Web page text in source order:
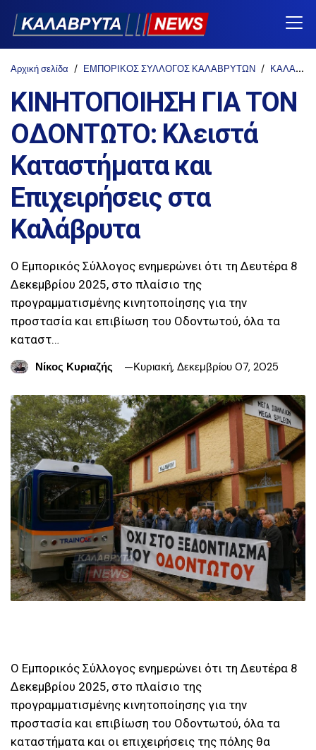
Αρχική σελίδα ΕΜΠΟΡΙΚΟΣ ΣΥΛΛΟΓΟΣ ΚΑΛΑΒΡΥΤΩΝ ΚΑΛΑΒΡΥΤΑ
ΚΙΝΗΤΟΠΟΙΗΣΗ ΓΙΑ ΤΟΝ
ΟΔΟΝΤΩΤΟ: Κλειστά
Καταστήματα και
Επιχειρήσεις στα
Καλάβρυτα
Ο Εμπορικός Σύλλογος ενημερώνει ότι τη Δευτέρα 8
Δεκεμβρίου 2025, στο πλαίσιο της
προγραμματισμένης κινητοποίησης για την
προστασία και επιβίωση του Οδοντωτού, όλα τα
καταστ…
Νίκος Κυριαζής
Κυριακή, Δεκεμβρίου 07, 2025
Ο Εμπορικός Σύλλογος ενημερώνει ότι τη Δευτέρα 8
Δεκεμβρίου 2025, στο πλαίσιο της
προγραμματισμένης κινητοποίησης για την
προστασία και επιβίωση του Οδοντωτού, όλα τα
καταστήματα και οι επιχειρήσεις της πόλης θα